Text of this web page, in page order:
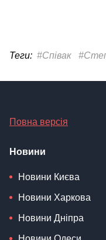
Теги: #Співак
Повна версія
Новини
Новини Києва
Новини Харкова
Новини Дніпра